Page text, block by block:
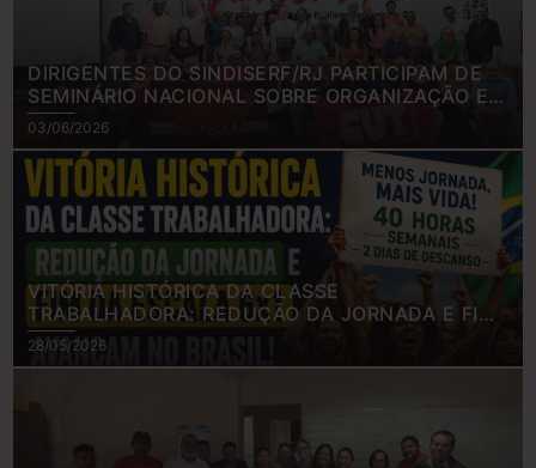
DIRIGENTES DO SINDISERF/RJ PARTICIPAM DE
SEMINÁRIO NACIONAL SOBRE ORGANIZAÇÃO E
FINANCIAMENTO SINDICAL
03/06/2026
VITÓRIA HISTÓRICA DA CLASSE
TRABALHADORA: REDUÇÃO DA JORNADA E FIM
DA ESCALA 6×1 AVANÇAM NO BRASIL
28/05/2026